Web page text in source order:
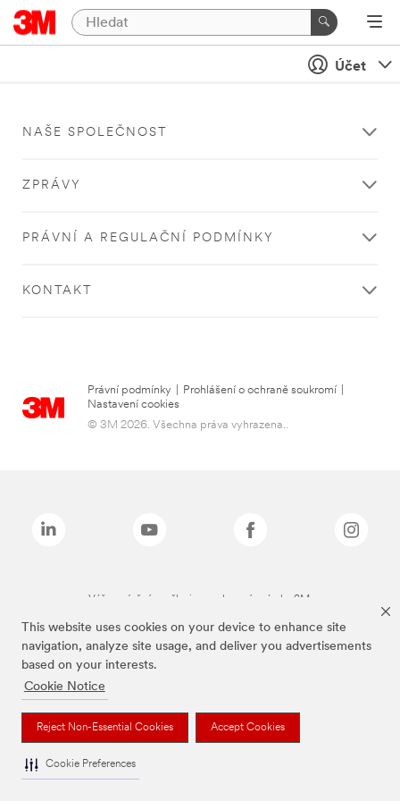
This website uses cookies on your device to enhance site
navigation, analyze site usage, and deliver you advertisements
based on your interests.
Cookie Notice
Reject Non-Essential Cookies Accept Cookies
Cookie Preferences
Účet
NAŠE SPOLEČNOST
ZPRÁVY
PRÁVNÍ A REGULAČNÍ PODMÍNKY
KONTAKT
Právní podmínky Prohlášení o ochraně soukromí
Nastavení cookies
© 3M 2026. Všechna práva vyhrazena..
Výše zmíněné značky jsou ochranné známky 3M.